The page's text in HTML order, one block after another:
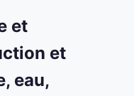
et
et
eau,